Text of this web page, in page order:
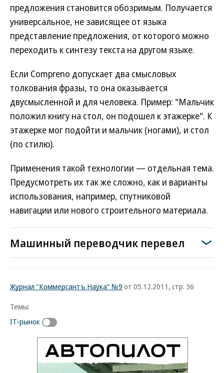
предложения становится обозримым. Получается
универсальное, не зависящее от языка
представление предложения, от которого можно
переходить к синтезу текста на другом языке.
Если Compreno допускает два смысловых
толкования фразы, то она оказывается
двусмысленной и для человека. Пример: "Мальчик
положил книгу на стол, он подошел к этажерке". К
этажерке мог подойти и мальчик (ногами), и стол
(по стилю).
Применения такой технологии — отдельная тема.
Предусмотреть их так же сложно, как и варианты
использования, например, спутниковой
навигации или нового строительного материала.
Машинный переводчик перевел
Журнал "Коммерсантъ Наука" №9 от 05.12.2011, стр. 36
Темы:
IT-рынок